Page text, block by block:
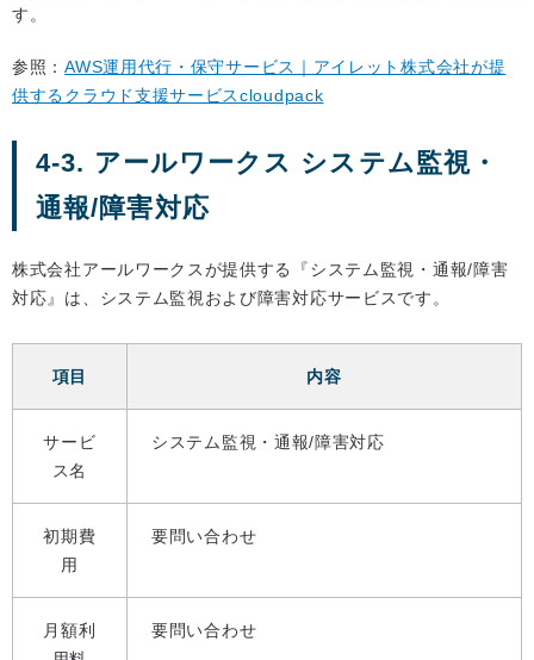
す。
参照：AWS運用代行・保守サービス｜アイレット株式会社が提
供するクラウド支援サービスcloudpack
4-3. アールワークス システム監視・
通報/障害対応
株式会社アールワークスが提供する『システム監視・通報/障害
対応』は、システム監視および障害対応サービスです。
項目 内容
サービ
ス名
システム監視・通報/障害対応
初期費
用
要問い合わせ
月額利
要問い合わせ